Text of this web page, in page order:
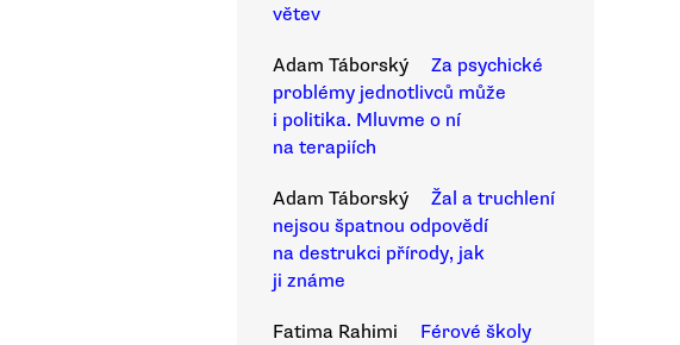
větev
Adam Táborský
Za psychické
problémy jednotlivců může
i politika. Mluvme o ní
na terapiích
Adam Táborský
Žal a truchlení
nejsou špatnou odpovědí
na destrukci přírody, jak
ji známe
Fatima Rahimi
Férové školy